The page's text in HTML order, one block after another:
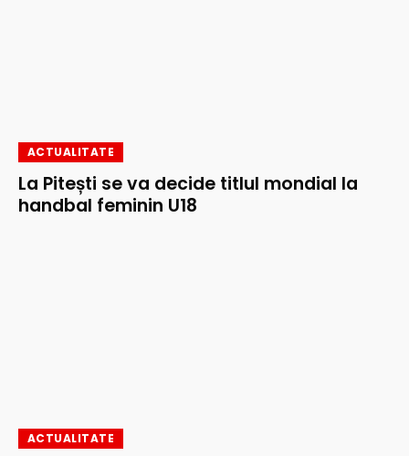
ACTUALITATE
La Pitești se va decide titlul mondial la
handbal feminin U18
ACTUALITATE